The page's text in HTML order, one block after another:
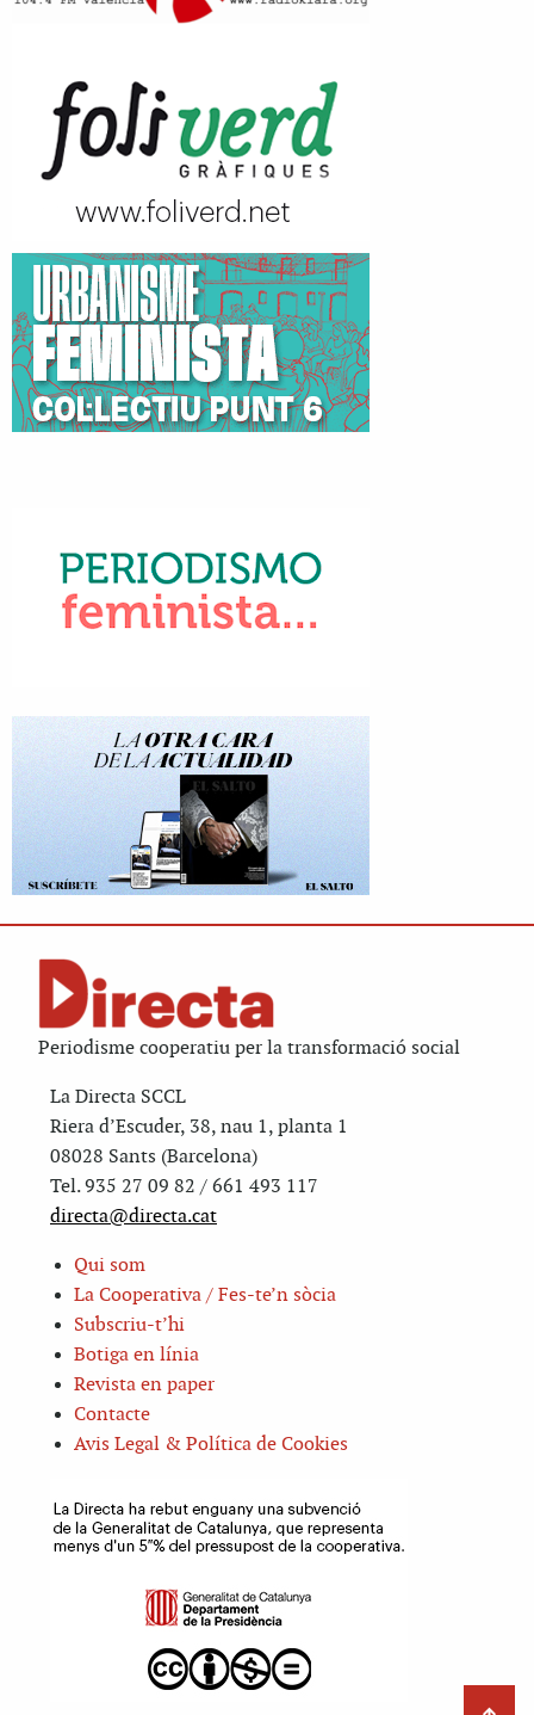
Periodisme cooperatiu per la transformació social
La Directa SCCL
Riera d’Escuder, 38, nau 1, planta 1
08028 Sants (Barcelona)
Tel. 935 27 09 82 / 661 493 117
directa@directa.cat
Qui som
La Cooperativa / Fes-te’n sòcia
Subscriu-t’hi
Botiga en línia
Revista en paper
Contacte
Avis Legal & Política de Cookies